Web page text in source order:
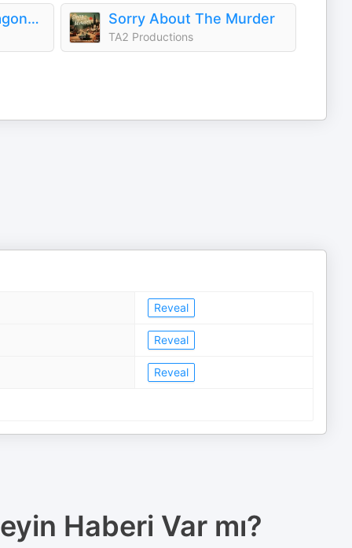
Dumb-Dumbs & Dragons: A D&D Podcast Sorry About The Murder
TA2 Productions
Reveal
Reveal
Reveal
Haberi Var mı?